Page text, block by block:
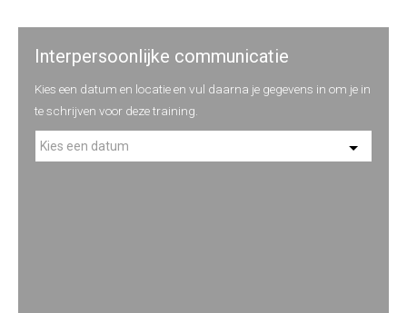
Interpersoonlijke communicatie
Kies een datum en locatie en vul daarna je gegevens in om je in
te schrijven voor deze training.